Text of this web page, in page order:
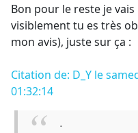
Bon pour le reste je
visiblement tu es très
mon avis), juste sur ça :
Citation de: D_Y le
01:32:14
.